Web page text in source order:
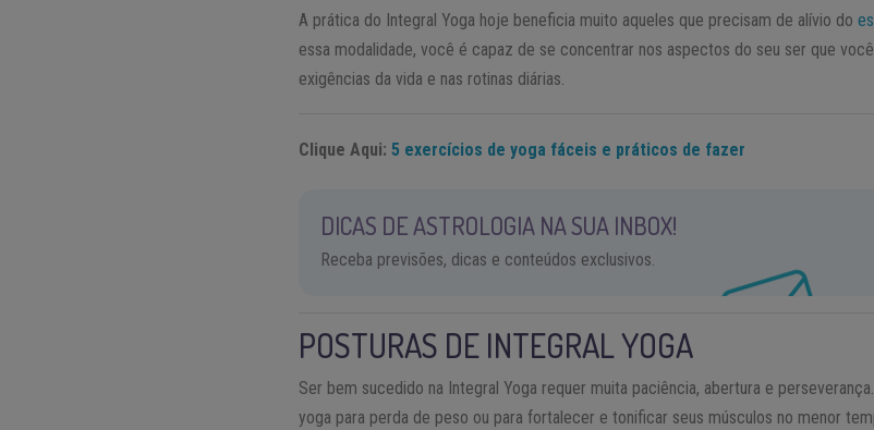
A prática do Integral Yoga hoje beneficia muito aqueles que precisam de alívio do
essa modalidade, você é capaz de se concentrar nos aspectos do seu ser que
exigências da vida e nas rotinas diárias.
Clique Aqui:5 exercícios de yoga fáceis e práticos de fazer
DICAS DE ASTROLOGIA NA SUA INBOX!
Receba previsões, dicas e conteúdos exclusivos.
POSTURAS DE INTEGRAL YOGA
Ser bem sucedido na Integral Yoga requer muita paciência, abertura e
yoga para perda de peso ou para fortalecer e tonificar seus músculos no menor